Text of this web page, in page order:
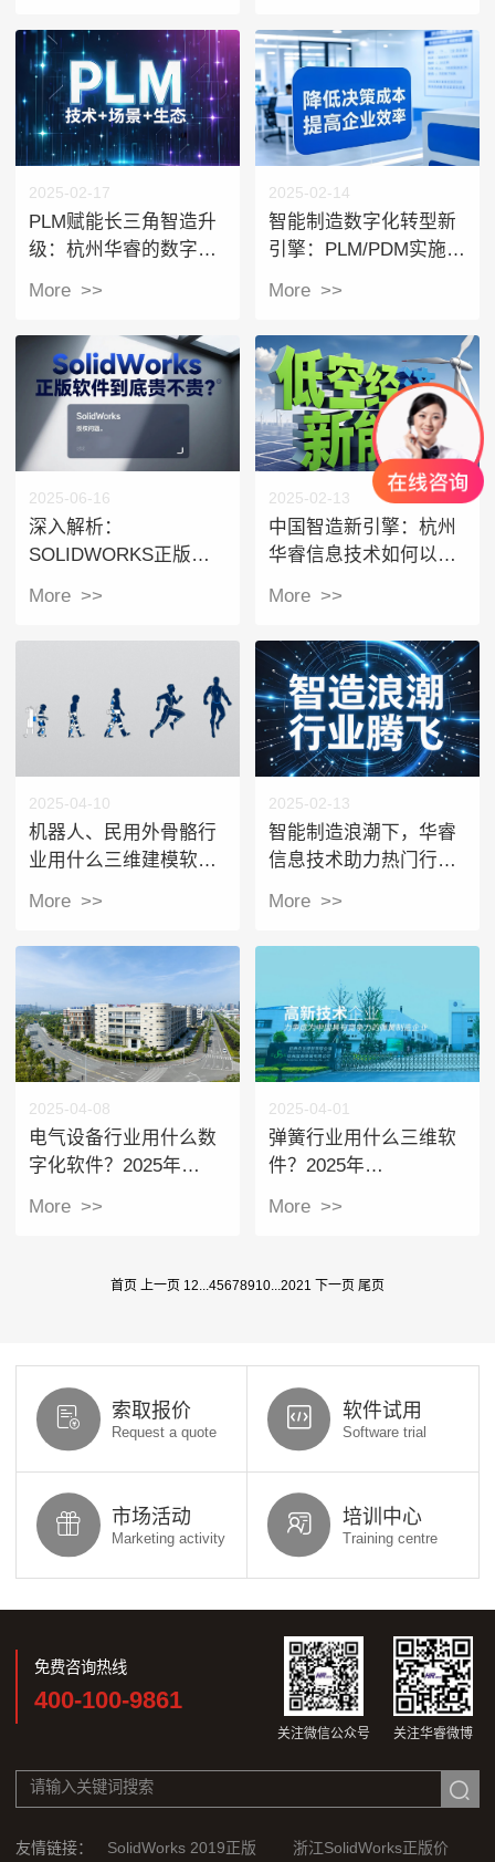
2025-02-17
PLM赋能长三角智造升
级：杭州华睿的数字化
More >>
2025-02-14
智能制造数字化转型新
引擎：PLM/PDM实施的
More >>
2025-06-16
深入解析：
SOLIDWORKS正版软
More >>
2025-02-13
中国智造新引擎：杭州
华睿信息技术如何以软
More >>
2025-04-10
机器人、民用外骨骼行
业用什么三维建模软
计软件在机器人、民用
外骨骼、医疗设备行业
运用案例：：华睿助力
程天科技数字化研发跃
迁
More >>
2025-02-13
智能制造浪潮下，华睿
信息技术助力热门行业
More >>
2025-04-08
电气设备行业用什么数
字化软件？2025年
睿打造电气行业新范式
More >>
2025-04-01
弹簧行业用什么三维软
件？2025年
化实践
More >>
首页 上一页 1 2 45678910 2021 下一页 尾页
索取报价
Request a quote
软件试用
Software trial
市场活动
Marketing activity
培训中心
Training centre
免费咨询热线
400-100-9861
关注微信公众号 关注华睿微博
友情链接： SolidWorks 2019正版 浙江SolidWorks正版价